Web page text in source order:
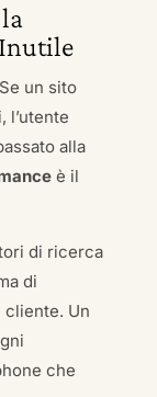
Inutile
un sito
l’utente
alla
è il
di ricerca
di
cliente. Un
che